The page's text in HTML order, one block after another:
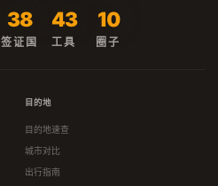
38
签证国
43
工具
10
圈子
目的地
目的地速查
城市对比
出行指南